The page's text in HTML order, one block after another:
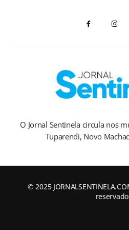
O Jornal Sentinela circula nos
Tuparendi, Novo
© 2025